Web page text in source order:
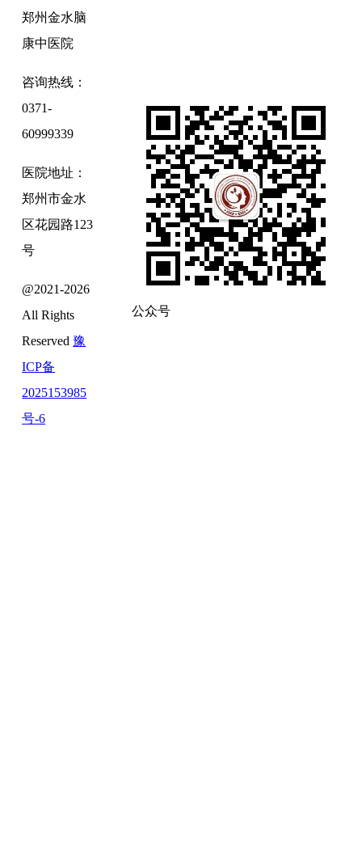
郑州金水脑
康中医院
咨询热线：
0371-
60999339
医院地址：
郑州市金水
区花园路123
号
@2021-2026
All Rights
Reserved豫
ICP备
2025153985
号-6
公众号